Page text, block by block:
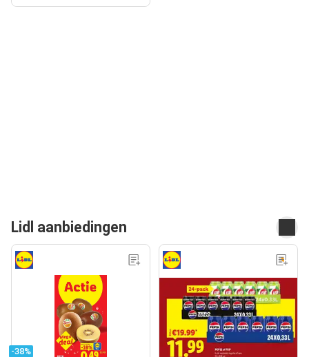
Lidl aanbiedingen
-38%